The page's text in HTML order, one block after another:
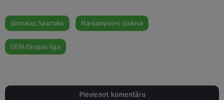
Jūrmalas Spartaks Marijampoles Sūduva
UEFA Eiropas līga
Pievienot komentāru